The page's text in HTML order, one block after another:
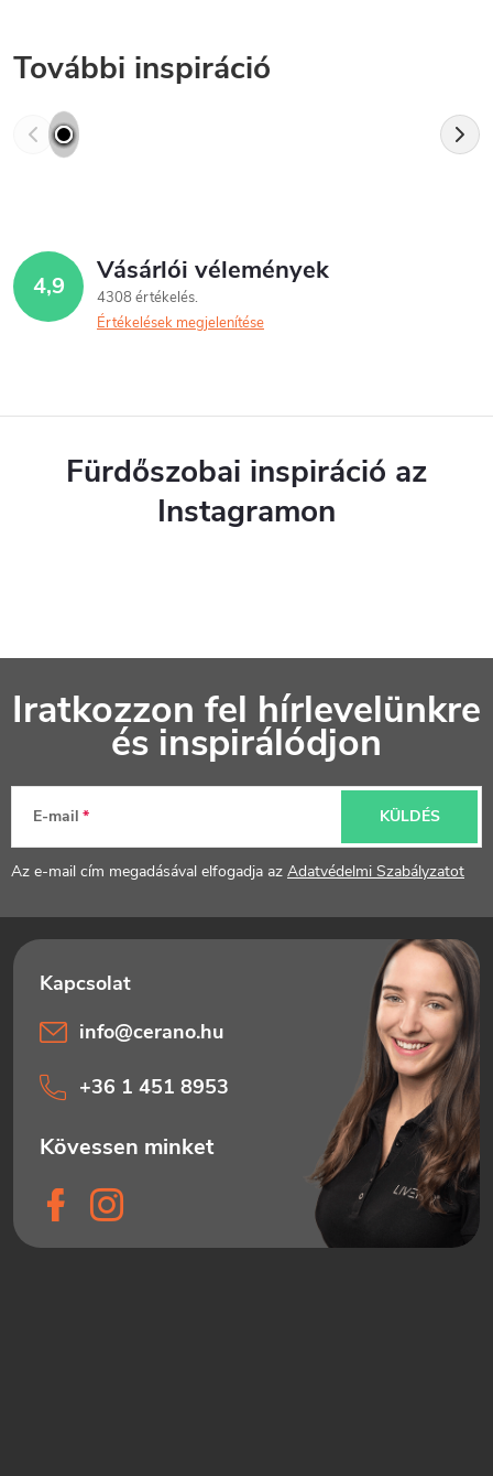
További inspiráció
4,9 Vásárlói vélemények
4308 értékelés
Értékelések megjelenítése
Fürdőszobai inspiráció az
Instagramon
á
é
Iratkozzon fel hírlevelünkre
és inspirálódjon
E-mail
Az e-mail cím megadásával elfogadja az Adatvédelmi Szabályzatot
KÜLDÉS
info@cerano.hu
+36 1 451 8953